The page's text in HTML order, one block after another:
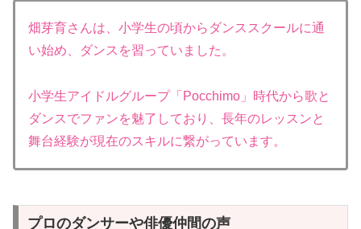
畑芽育さんは、小学生の頃からダンススクールに通
い始め、ダンスを習っていました。
小学生アイドルグループ「Pocchimo」時代から歌と
ダンスでファンを魅了しており、長年のレッスンと
舞台経験が現在のスキルに繋がっています。
プロのダンサーや俳優仲間の声